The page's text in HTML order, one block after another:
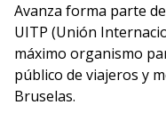
Avanza forma parte
UITP (Unión
máximo organismo
público de viajeros y
Bruselas.